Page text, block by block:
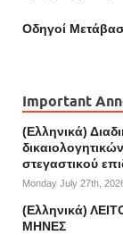
Οδηγοί
Important
(Ελληνικά)
στεγαστικού
Monday July 27th,
(Ελληνικά)
ΜΗΝΕΣ